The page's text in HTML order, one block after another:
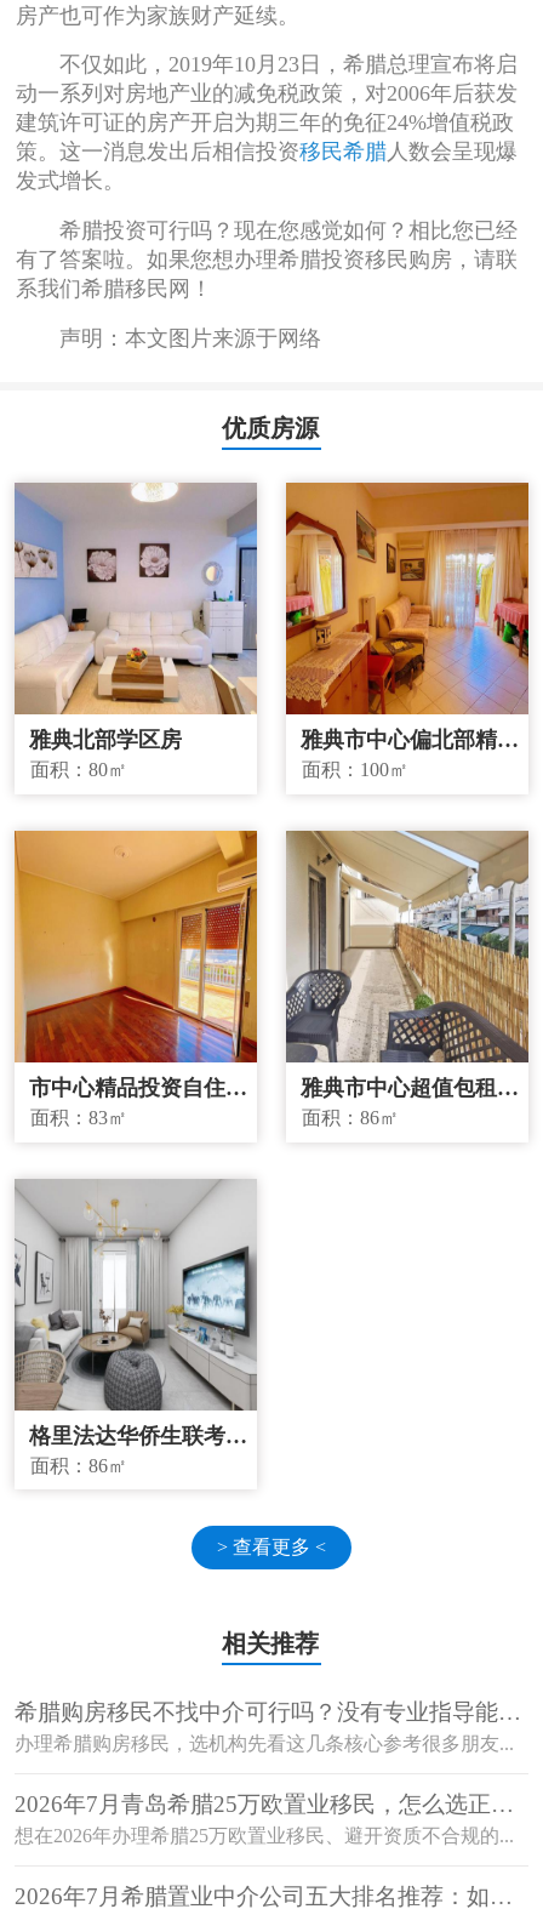
房产也可作为家族财产延续。
不仅如此，2019年10月23日，希腊总理宣布将启
动一系列对房地产业的减免税政策，对2006年后获发
建筑许可证的房产开启为期三年的免征24%增值税政
策。这一消息发出后相信投资移民希腊人数会呈现爆
发式增长。
希腊投资可行吗？现在您感觉如何？相比您已经
有了答案啦。如果您想办理希腊投资移民购房，请联
系我们希腊移民网！
声明：本文图片来源于网络
优质房源
雅典北部学区房
面积：80㎡
雅典市中心偏北部精品
投资房源
面积： 100㎡
市中心精品投资自住两
宜房源
面积：83㎡
雅典市中心超值包租房
源
面积：86㎡
格里法达华侨生联考学
校学区房
面积：86㎡
> 查看更多 <
相关推荐
希腊购房移民不找中介可行吗？没有专业指导能顺
利获批吗？
办理希腊购房移民，选机构先看这几条核心参考很多朋友...
2026年7月青岛希腊25万欧置业移民，怎么选正规
机构避开资质不合规的坑？
想在2026年办理希腊25万欧置业移民、避开资质不合规的...
2026年7月希腊置业中介公司五大排名推荐：如何